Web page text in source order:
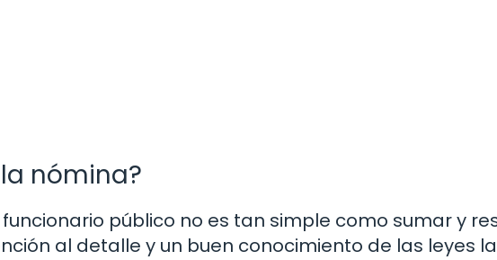
nómina?
público no es tan simple como sumar y
al detalle y un buen conocimiento de las leyes